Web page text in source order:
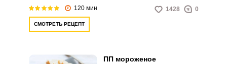
120 мин 1428 0
СМОТРЕТЬ РЕЦЕПТ
ПП мороженое